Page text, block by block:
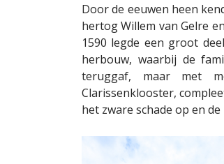
Door de eeuwen heen
hertog Willem van Gelre
1590 legde een groot
herbouw, waarbij de
teruggaf, maar met
Clarissenklooster,
het zware schade op en